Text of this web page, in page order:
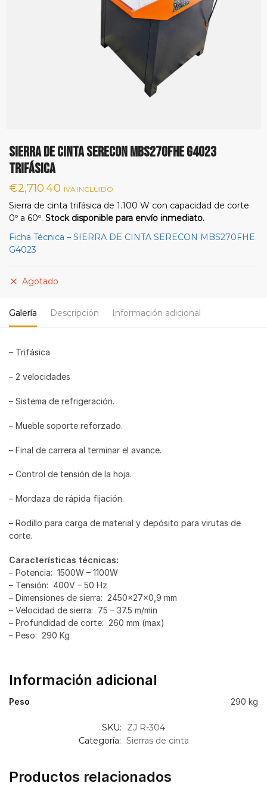
SIERRA DE CINTA SERECON MBS270FHE G4023
TRIFÁSICA
€2,710.40 IVA INCLUIDO
Sierra de cinta trifásica de 1.100 W con capacidad de corte
0º a 60º. Stock disponible para envío inmediato.
Ficha Técnica – SIERRA DE CINTA SERECON MBS270FHE
G4023
Agotado
Galería Descripción Información adicional
– Trifásica
– 2 velocidades
– Sistema de refrigeración.
– Mueble soporte reforzado.
– Final de carrera al terminar el avance.
– Control de tensión de la hoja.
– Mordaza de rápida fijación.
– Rodillo para carga de material y depósito para virutas de
corte.
Características técnicas:
– Potencia: 1500W – 1100W
– Tensión: 400V – 50 Hz
– Dimensiones de sierra: 2450x27x0,9 mm
– Velocidad de sierra: 75 – 37.5 m/min
– Profundidad de corte: 260 mm (max)
– Peso: 290 Kg
Información adicional
Peso 290 kg
SKU:
ZJ R-304
Categoría: Sierras de cinta
Productos relacionados